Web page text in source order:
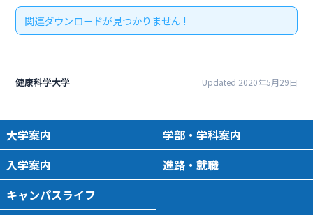
関連ダウンロードが見つかりません !
健康科学大学 Updated 2020年5月29日
大学案内
学部・学科案内
入学案内
進路・就職
キャンパスライフ